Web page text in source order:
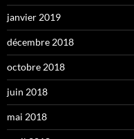
janvier 2019
décembre 2018
octobre 2018
juin 2018
mai 2018